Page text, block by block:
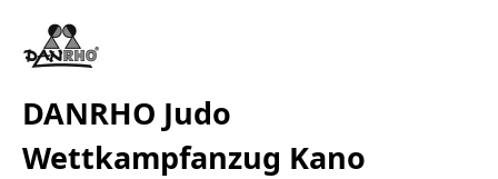
DANRHO Judo
Wettkampfanzug Kano